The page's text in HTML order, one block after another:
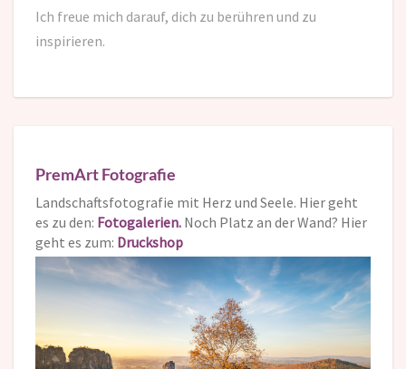
Ich freue mich darauf, dich zu berühren und zu
inspirieren.
PremArt Fotografie
Landschaftsfotografie mit Herz und Seele. Hier geht
es zu den: Fotogalerien. Noch Platz an der Wand? Hier
geht es zum: Druckshop